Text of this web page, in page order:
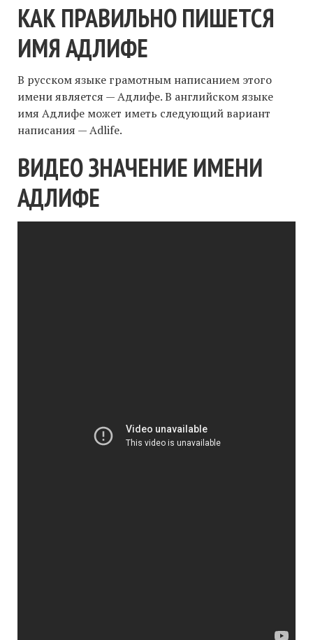
КАК ПРАВИЛЬНО ПИШЕТСЯ
ИМЯ АДЛИФЕ
В русском языке грамотным написанием этого
имени является — Адлифе. В английском языке
имя Адлифе может иметь следующий вариант
написания — Adlife.
ВИДЕО ЗНАЧЕНИЕ ИМЕНИ
АДЛИФЕ